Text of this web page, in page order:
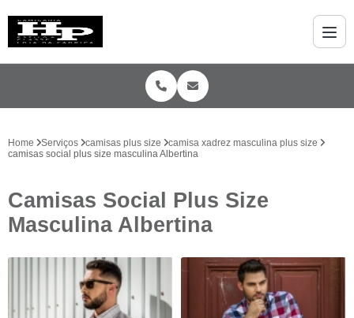
Home Serviços camisas plus size
camisa xadrez masculina plus size
camisas social plus size masculina Albertina
Camisas Social Plus Size
Masculina Albertina